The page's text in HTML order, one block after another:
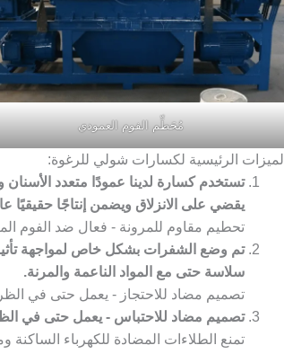
مُحَطِّم الفوم العمودي
الميزات الرئيسية لكسارات شولي للرغوة:
تستخدم كسارة لدينا عمودًا متعدد
يقضي على الانزلاق ويضمن إنتاجًا حقيقيًا
تحطيم مقاوم للمرونة - فعال ضد الفوم
تم وضع الشفرات بشكل خاص لمواجهة تأثير
سلاسة حتى مع المواد الناعمة والمرنة.
تصميم مضاد للاحتجاز - يعمل حتى في
تصميم مضاد للاحتباس - يعمل حتى في
تمنع الطلاءات المضادة للكهرباء